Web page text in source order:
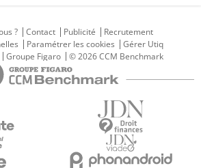
?
Contact Publicité
Recrutement
Paramétrer les cookies
Gérer Utiq
Groupe Figaro © 2026 CCM Benchmark